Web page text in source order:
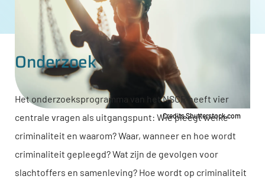
Credits Shutterstock.com
Onderzoek
Het onderzoeksprogramma van het NSCR heeft vier
centrale vragen als uitgangspunt: Wie pleegt welke
criminaliteit en waarom? Waar, wanneer en hoe wordt
criminaliteit gepleegd? Wat zijn de gevolgen voor
slachtoffers en samenleving? Hoe wordt op criminaliteit